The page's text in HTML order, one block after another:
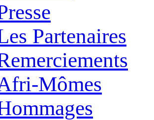
Partenaires
Mômes